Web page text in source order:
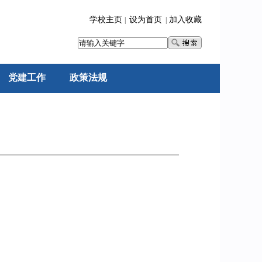
学校主页 设为首页 加入收藏
党建工作 政策法规